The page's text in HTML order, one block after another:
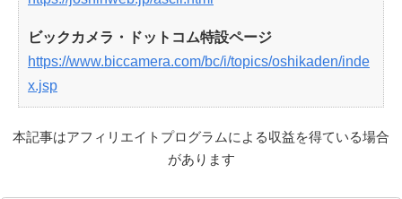
ビックカメラ・ドットコム特設ページ
https://www.biccamera.com/bc/i/topics/oshikaden/inde
x.jsp
本記事はアフィリエイトプログラムによる収益を得ている場合
があります